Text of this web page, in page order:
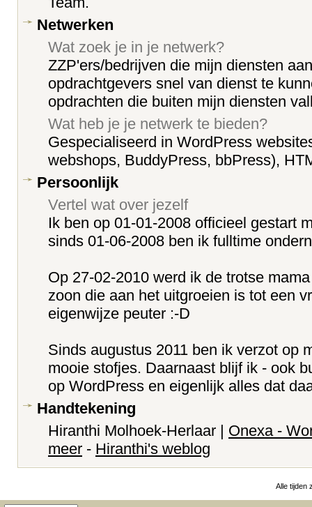
Netwerken
Wat zoek je in je netwerk?
ZZP'ers/bedrijven die mijn diensten
opdrachtgevers snel van dienst te
opdrachten die buiten mijn diensten
Wat heb je je netwerk te bieden?
Gespecialiseerd in WordPress
webshops, BuddyPress, bbPress),
Persoonlijk
Vertel wat over jezelf
Ik ben op 01-01-2008 officieel gestart
sinds 01-06-2008 ben ik fulltime
Op 27-02-2010 werd ik de trotse
zoon die aan het uitgroeien is tot een
eigenwijze peuter :-D
Sinds augustus 2011 ben ik verzot op
mooie stofjes. Daarnaast blijf ik - ook
op WordPress en eigenlijk alles dat
Handtekening
Hiranthi Molhoek-Herlaar | Onexa -
meer - Hiranthi's weblog
Alle tijden